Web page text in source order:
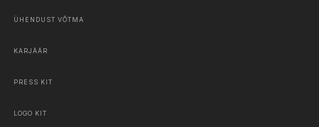
ÜHENDUST VÕTMA
KARJÄÄR
PRESS KIT
LOGO KIT